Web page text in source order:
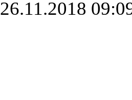
26.11.2018